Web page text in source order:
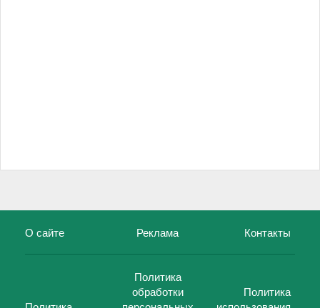
О сайте Реклама Контакты
Политика
обработки
Политика